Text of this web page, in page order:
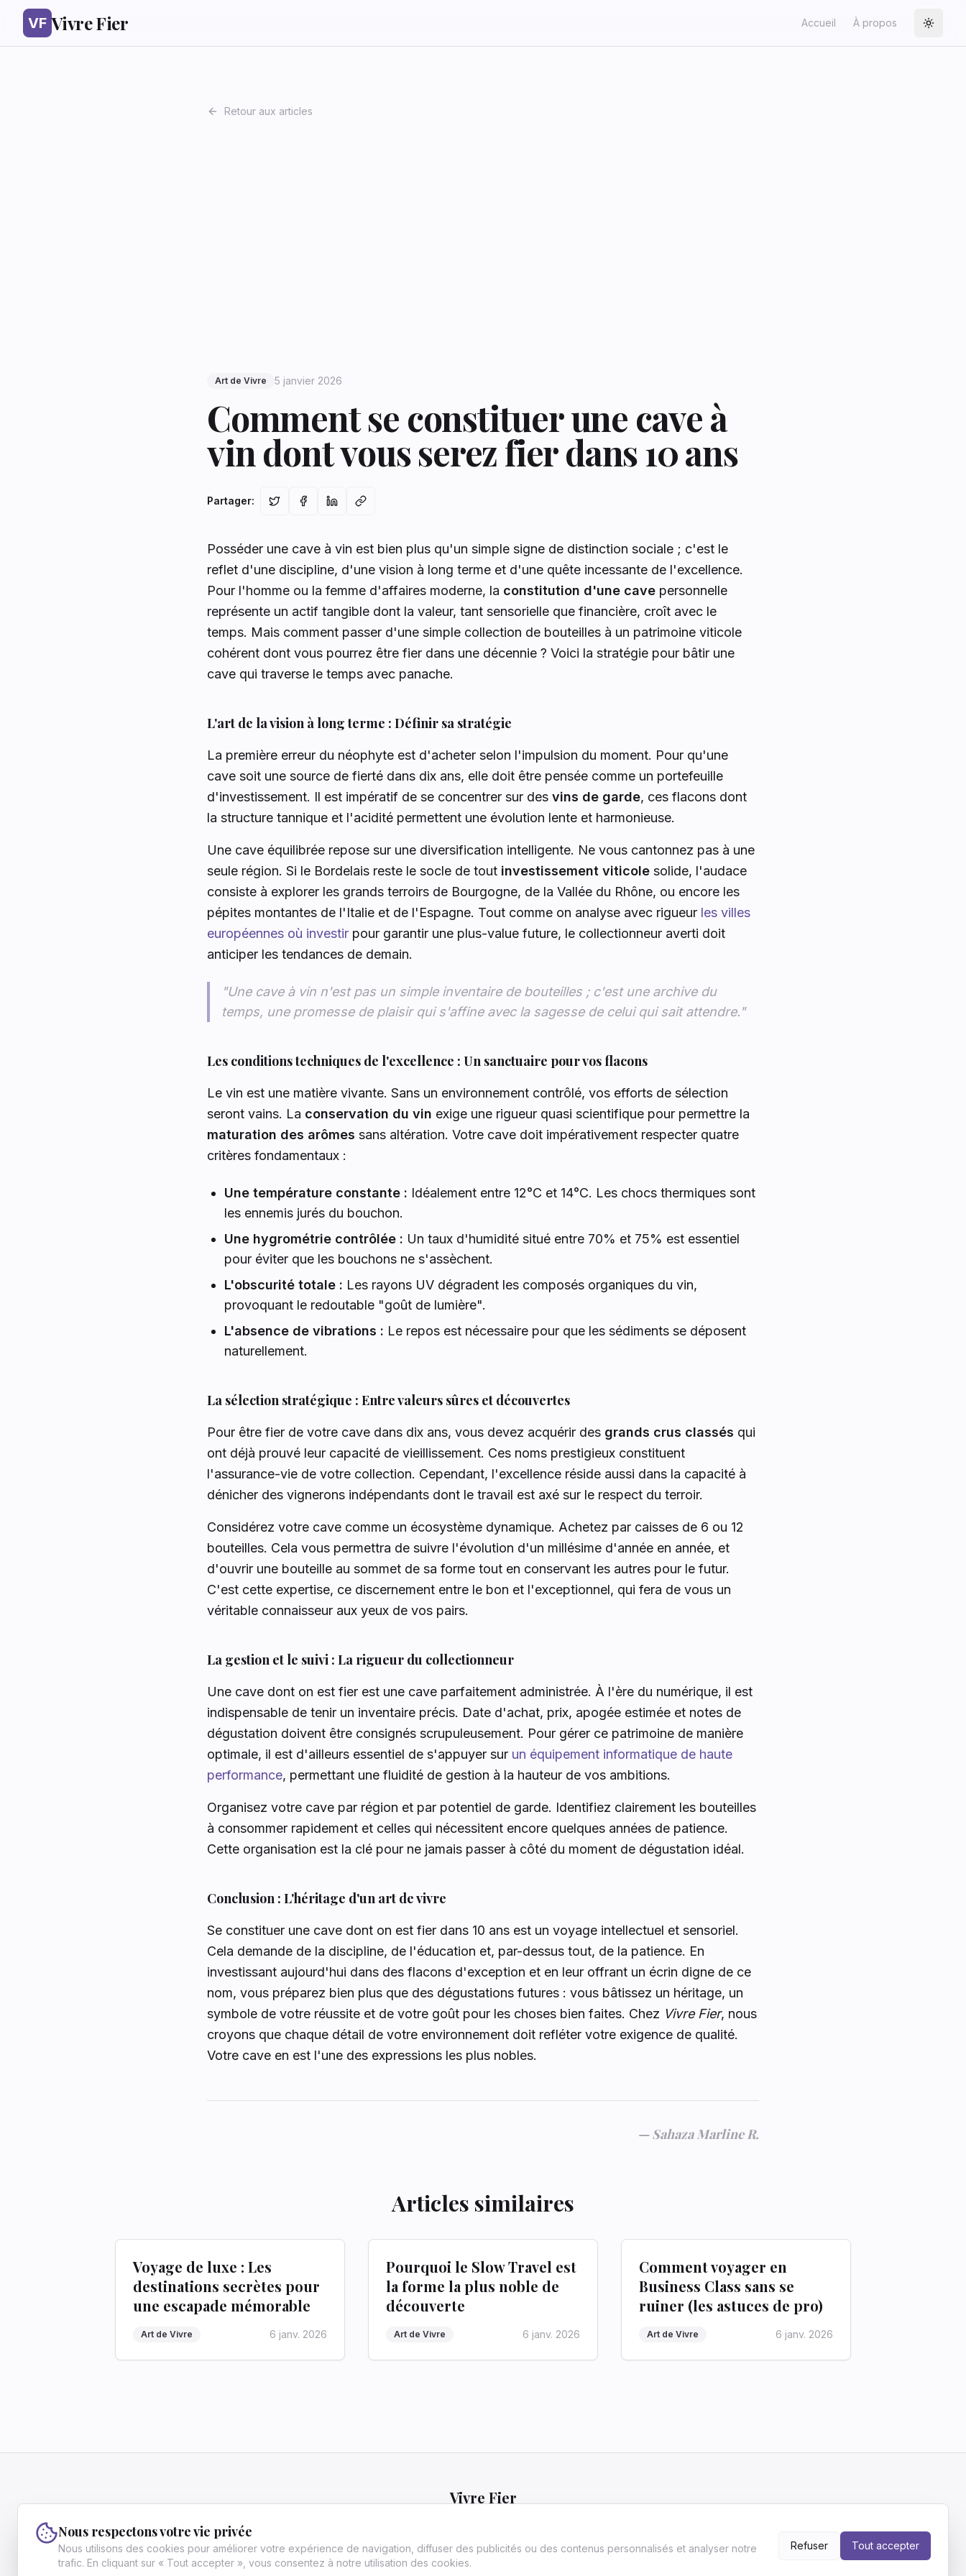
VF Vivre Fier Accueil À propos Toggle
Retour aux articles
Art de Vivre 5 janvier 2026
Comment se constituer une cave à
vin dont vous serez fier dans 10 ans
Partager:
Posséder une cave à vin est bien plus qu'un simple signe de distinction sociale ; c'est le
reflet d'une discipline, d'une vision à long terme et d'une quête incessante de l'excellence.
Pour l'homme ou la femme d'affaires moderne, la constitution d'une cave personnelle
représente un actif tangible dont la valeur, tant sensorielle que financière, croît avec le
temps. Mais comment passer d'une simple collection de bouteilles à un patrimoine viticole
cohérent dont vous pourrez être fier dans une décennie ? Voici la stratégie pour bâtir une
cave qui traverse le temps avec panache.
L'art de la vision à long terme : Définir sa stratégie
La première erreur du néophyte est d'acheter selon l'impulsion du moment. Pour qu'une
cave soit une source de fierté dans dix ans, elle doit être pensée comme un portefeuille
d'investissement. Il est impératif de se concentrer sur des vins de garde, ces flacons dont
la structure tannique et l'acidité permettent une évolution lente et harmonieuse.
Une cave équilibrée repose sur une diversification intelligente. Ne vous cantonnez pas à une
seule région. Si le Bordelais reste le socle de tout investissement viticole solide, l'audace
consiste à explorer les grands terroirs de Bourgogne, de la Vallée du Rhône, ou encore les
pépites montantes de l'Italie et de l'Espagne. Tout comme on analyse avec rigueur les villes
européennes où investir pour garantir une plus-value future, le collectionneur averti doit
anticiper les tendances de demain.
"Une cave à vin n'est pas un simple inventaire de bouteilles ; c'est une archive du
temps, une promesse de plaisir qui s'affine avec la sagesse de celui qui sait attendre."
Les conditions techniques de l'excellence : Un sanctuaire pour vos flacons
Le vin est une matière vivante. Sans un environnement contrôlé, vos efforts de sélection
seront vains. La conservation du vin exige une rigueur quasi scientifique pour permettre la
maturation des arômes sans altération. Votre cave doit impérativement respecter quatre
critères fondamentaux :
Une température constante : Idéalement entre 12°C et 14°C. Les chocs thermiques sont
les ennemis jurés du bouchon.
Une hygrométrie contrôlée : Un taux d'humidité situé entre 70% et 75% est essentiel
pour éviter que les bouchons ne s'assèchent.
L'obscurité totale : Les rayons UV dégradent les composés organiques du vin,
provoquant le redoutable "goût de lumière".
L'absence de vibrations : Le repos est nécessaire pour que les sédiments se déposent
naturellement.
La sélection stratégique : Entre valeurs sûres et découvertes
Pour être fier de votre cave dans dix ans, vous devez acquérir des grands crus classés qui
ont déjà prouvé leur capacité de vieillissement. Ces noms prestigieux constituent
l'assurance-vie de votre collection. Cependant, l'excellence réside aussi dans la capacité à
dénicher des vignerons indépendants dont le travail est axé sur le respect du terroir.
Considérez votre cave comme un écosystème dynamique. Achetez par caisses de 6 ou 12
bouteilles. Cela vous permettra de suivre l'évolution d'un millésime d'année en année, et
d'ouvrir une bouteille au sommet de sa forme tout en conservant les autres pour le futur.
C'est cette expertise, ce discernement entre le bon et l'exceptionnel, qui fera de vous un
véritable connaisseur aux yeux de vos pairs.
La gestion et le suivi : La rigueur du collectionneur
Une cave dont on est fier est une cave parfaitement administrée. À l'ère du numérique, il est
indispensable de tenir un inventaire précis. Date d'achat, prix, apogée estimée et notes de
dégustation doivent être consignés scrupuleusement. Pour gérer ce patrimoine de manière
optimale, il est d'ailleurs essentiel de s'appuyer sur un équipement informatique de haute
performance, permettant une fluidité de gestion à la hauteur de vos ambitions.
Organisez votre cave par région et par potentiel de garde. Identifiez clairement les bouteilles
à consommer rapidement et celles qui nécessitent encore quelques années de patience.
Cette organisation est la clé pour ne jamais passer à côté du moment de dégustation idéal.
Conclusion : L'héritage d'un art de vivre
Se constituer une cave dont on est fier dans 10 ans est un voyage intellectuel et sensoriel.
Cela demande de la discipline, de l'éducation et, par-dessus tout, de la patience. En
investissant aujourd'hui dans des flacons d'exception et en leur offrant un écrin digne de ce
nom, vous préparez bien plus que des dégustations futures : vous bâtissez un héritage, un
symbole de votre réussite et de votre goût pour les choses bien faites. Chez Vivre Fier, nous
croyons que chaque détail de votre environnement doit refléter votre exigence de qualité.
Votre cave en est l'une des expressions les plus nobles.
—Sahaza Marline R.
Articles similaires
Voyage de luxe : Les
destinations secrètes pour
une escapade mémorable
Art de Vivre 6 janv. 2026
Pourquoi le Slow Travel est
la forme la plus noble de
découverte
Art de Vivre 6 janv. 2026
Comment voyager en
Business Class sans se
ruiner (les astuces de pro)
Art de Vivre 6 janv. 2026
Vivre Fier
À proposArchivesContactPolitique de confidentialitéConditions d'utilisationÉcrire pour nous
©2026 Vivre Fier
Nous respectons votre vie privée
Nous utilisons des cookies pour améliorer votre expérience de navigation, diffuser des publicités ou des contenus personnalisés et analyser notre
trafic. En cliquant sur « Tout accepter », vous consentez à notre utilisation des cookies.
Refuser Tout accepter